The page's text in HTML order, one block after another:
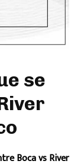
se
Boca vs River